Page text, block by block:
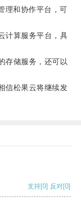
理和协作平台，可
算服务平台，具
储服务，还可以
松果云将继续发
支持[0] 反对[0]